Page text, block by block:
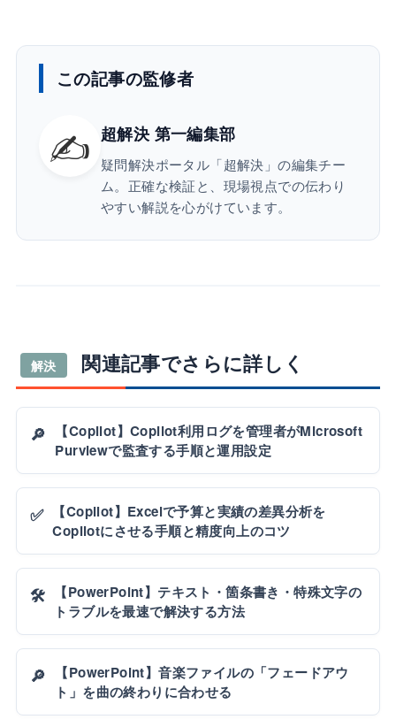
この記事の監修者
✍️ 超解決 第一編集部
疑問解決ポータル「超解決」の編集チー
ム。正確な検証と、現場視点での伝わり
やすい解説を心がけています。
解決 関連記事でさらに詳しく
🔎
【Copilot】Copilot利用ログを管理者がMicrosoft
Purviewで監査する手順と運用設定
✅
【Copilot】Excelで予算と実績の差異分析を
Copilotにさせる手順と精度向上のコツ
🛠️
【PowerPoint】テキスト・箇条書き・特殊文字の
トラブルを最速で解決する方法
🔎
【PowerPoint】音楽ファイルの「フェードアウ
ト」を曲の終わりに合わせる